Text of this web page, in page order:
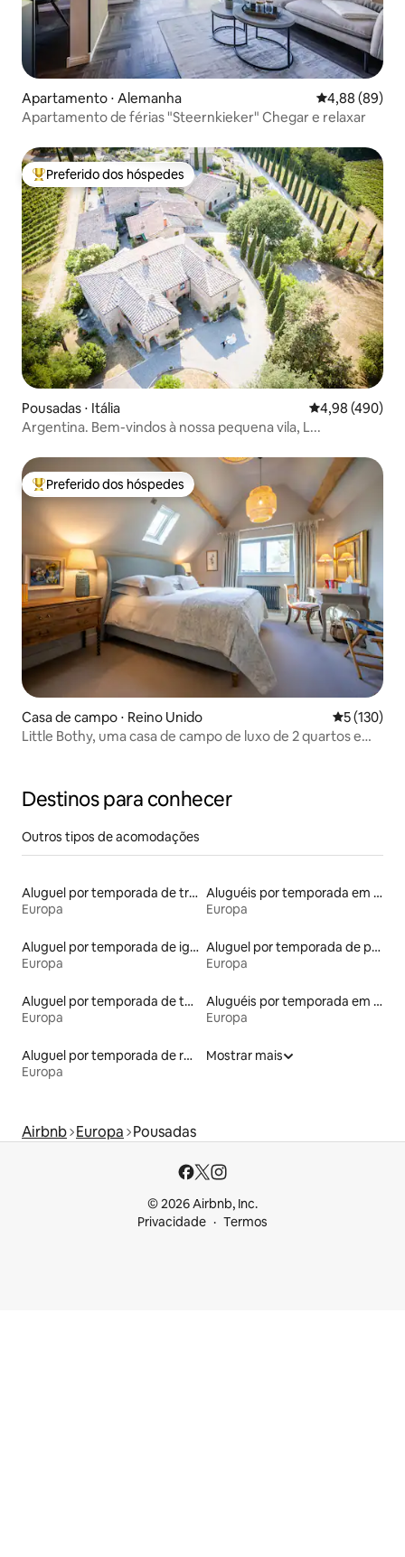
Apartamento ⋅ Alemanha 4,88 de uma
4,88 (89)
Apartamento de férias "Steernkieker" Chegar e relaxar
Entre os melhores preferidos dos hóspedes
Preferido dos hóspedes
Pousadas ⋅ Itália 4,98 de uma
4,98 (490)
Argentina. Bem-vindos à nossa pequena vila, L...
Entre os melhores preferidos dos hóspedes
Preferido dos hóspedes
Casa de campo ⋅ Reino Unido 5 de uma
5 (130)
Little Bothy, uma casa de campo de luxo de 2 quartos em
Destinos para conhecer
Outros tipos de acomodações
Aluguel por temporada de trailers
Europa
Aluguéis por temporada em acampamentos
Europa
Aluguel por temporada de iglus
Europa
Aluguel por temporada de prédios religiosos
Europa
Aluguel por temporada de tendas
Europa
Aluguéis por temporada em resorts
Europa
Aluguel por temporada de ranchos
Europa
Mostrar mais
Airbnb Europa Pousadas
© 2026 Airbnb, Inc.
Privacidade
Termos